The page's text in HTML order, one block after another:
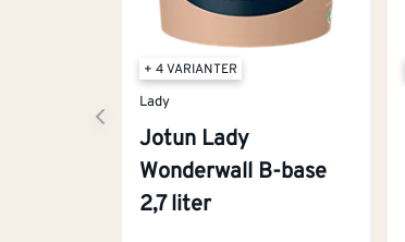
+ 4 VARIANTER
Lady
Jotun Lady
Wonderwall B-base
2,7 liter